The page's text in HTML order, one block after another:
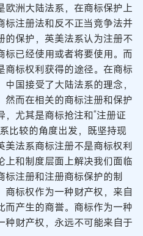
欧洲大陆法系，在商标保护上
标注册法和反不正当竞争法并
的保护，英美法系认为注册不
标已经使用或者将要使用。而
商标权利获得的途径。在商标
国接受了大陆法系的理念，
而在相关的商标注册和保护
尤其是商标抢注和“注册证
比较的角度出发，既坚持现
法系商标注册不是商标权利
上和制度层面上解决我们面临
标注册和注册商标保护的制
标权作为一种财产权，来自
而产生的商誉。商标作为一种
种财产权，永远不可能来自于